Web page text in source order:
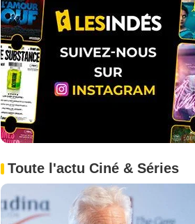
Toute l'actu Ciné & Séries